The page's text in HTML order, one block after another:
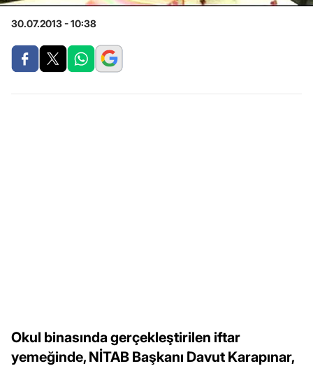
30.07.2013 - 10:38
Okul binasında gerçekleştirilen iftar
yemeğinde, NİTAB Başkanı Davut Karapınar,